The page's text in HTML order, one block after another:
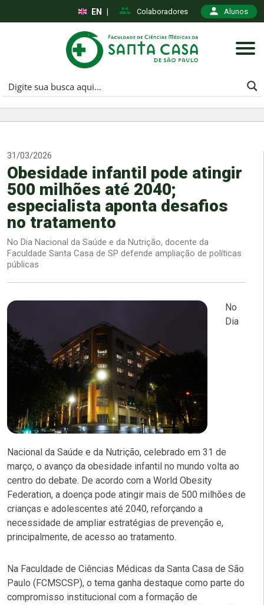
Colaboradores Alunos
EN
31/03/2026
Obesidade infantil pode atingir
500 milhões até 2040;
especialista aponta desafios
no tratamento
No Dia Nacional da Saúde e da Nutrição, docente da
Faculdade Santa Casa de SP defende ampliação de políticas
públicas
No
Dia
Nacional da Saúde e da Nutrição, celebrado em 31 de
março, o avanço da obesidade infantil no mundo volta ao
centro do debate. De acordo com a World Obesity
Federation, a doença pode atingir mais de 500 milhões de
crianças e adolescentes até 2040, reforçando a
necessidade de ampliar estratégias de prevenção e,
principalmente, de acesso ao tratamento.
Na Faculdade de Ciências Médicas da Santa Casa de São
Paulo (FCMSCSP), o tema ganha destaque como parte do
compromisso institucional com a formação de